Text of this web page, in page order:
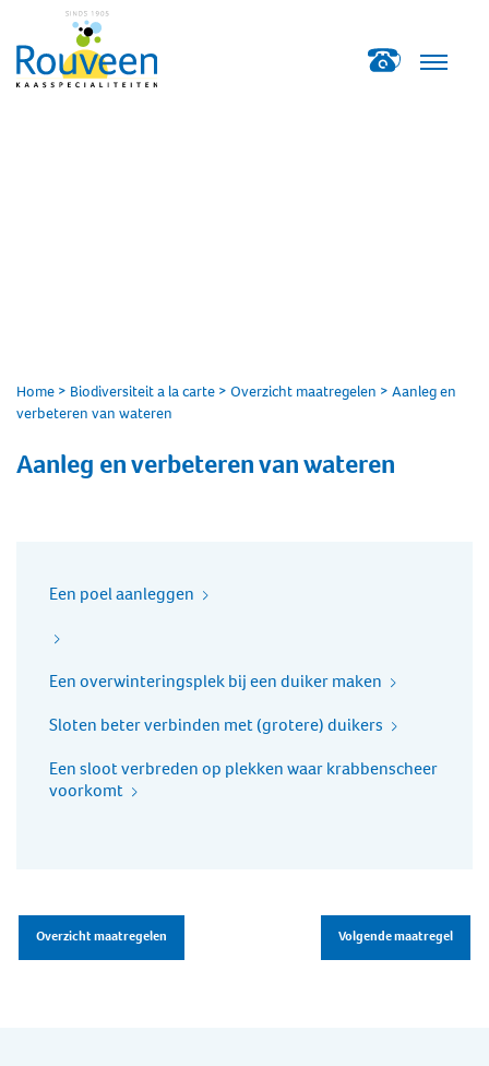
Home > Biodiversiteit a la carte > Overzicht maatregelen > Aanleg en
verbeteren van wateren
Aanleg en verbeteren van wateren
Een poel aanleggen
Een overwinteringsplek bij een duiker maken
Sloten beter verbinden met (grotere) duikers
Een sloot verbreden op plekken waar krabbenscheer
voorkomt
Overzicht maatregelen Volgende maatregel